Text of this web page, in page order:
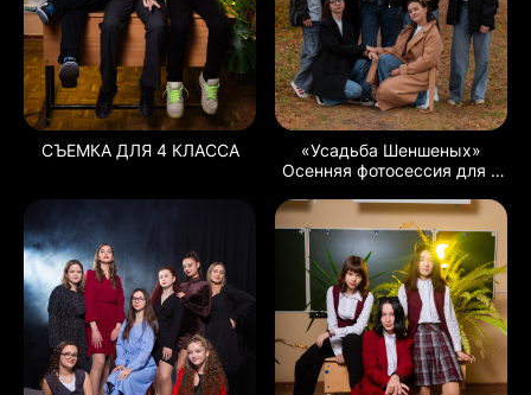
СЪЕМКА ДЛЯ 4 КЛАССА
«Усадьба Шеншеных»
Осенняя фотосессия для 9